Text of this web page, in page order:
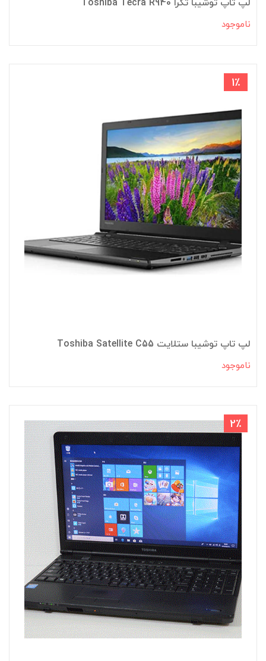
لپ تاپ توشیبا تکرا Toshiba Tecra R940
ناموجود
1٪
لپ تاپ توشیبا ستلایت Toshiba Satellite C55
ناموجود
2٪